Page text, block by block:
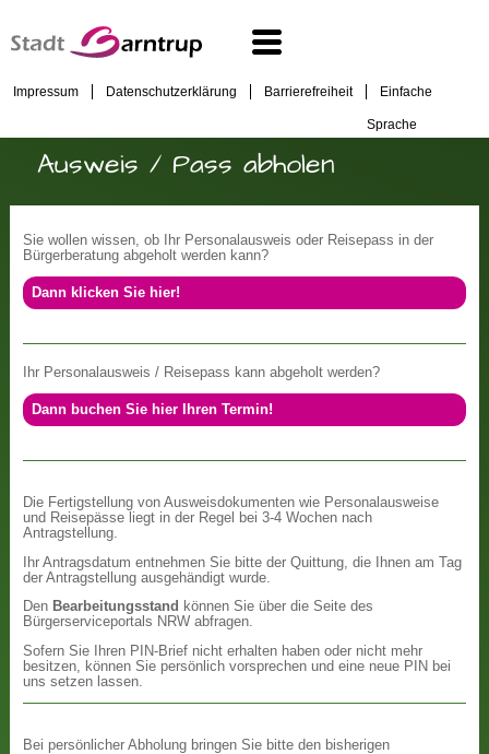
Impressum Datenschutzerklärung Barrierefreiheit Einfache
Sprache
Ausweis / Pass abholen
Sie wollen wissen, ob Ihr Personalausweis oder Reisepass in der
Bürgerberatung abgeholt werden kann?
Dann klicken Sie hier!
Ihr Personalausweis / Reisepass kann abgeholt werden?
Dann buchen Sie hier Ihren Termin!
Die Fertigstellung von Ausweisdokumenten wie Personalausweise
und Reisepässe liegt in der Regel bei 3-4 Wochen nach
Antragstellung.
Ihr Antragsdatum entnehmen Sie bitte der Quittung, die Ihnen am Tag
der Antragstellung ausgehändigt wurde.
Den Bearbeitungsstand können Sie über die Seite des
Bürgerserviceportals NRW abfragen.
Sofern Sie Ihren PIN-Brief nicht erhalten haben oder nicht mehr
besitzen, können Sie persönlich vorsprechen und eine neue PIN bei
uns setzen lassen.
Bei persönlicher Abholung bringen Sie bitte den bisherigen